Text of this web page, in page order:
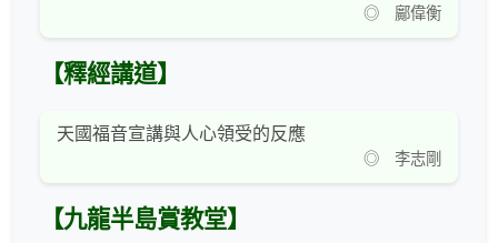
◎ 鄺偉衡
【釋經講道】
天國福音宣講與人心領受的反應
◎ 李志剛
【九龍半島賞教堂】